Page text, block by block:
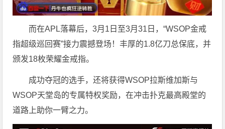
而在APL落幕后，3月1日至3月31日，“WSOP金戒
指超级巡回赛”接力震撼登场！丰厚的1.8亿刀总保底，并
颁发18枚荣耀金戒指。
成功夺冠的选手，还将获得WSOP拉斯维加斯与
WSOP天堂岛的专属特权奖励，在冲击扑克最高殿堂的
道路上助你一臂之力。